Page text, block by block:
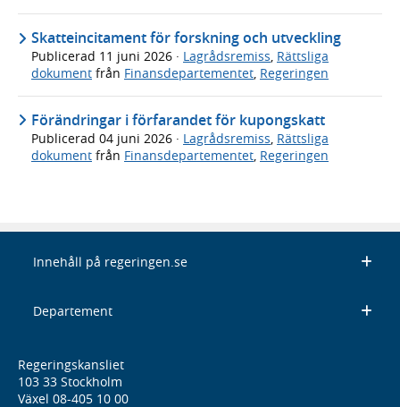
Skatteincitament för forskning och utveckling
Publicerad 11 juni 2026 · Lagrådsremiss, Rättsliga
dokument från Finansdepartementet, Regeringen
Förändringar i förfarandet för kupongskatt
Publicerad 04 juni 2026 · Lagrådsremiss, Rättsliga
dokument från Finansdepartementet, Regeringen
Innehåll på regeringen.se
Departement
Regeringskansliet
103 33 Stockholm
Växel 08-405 10 00